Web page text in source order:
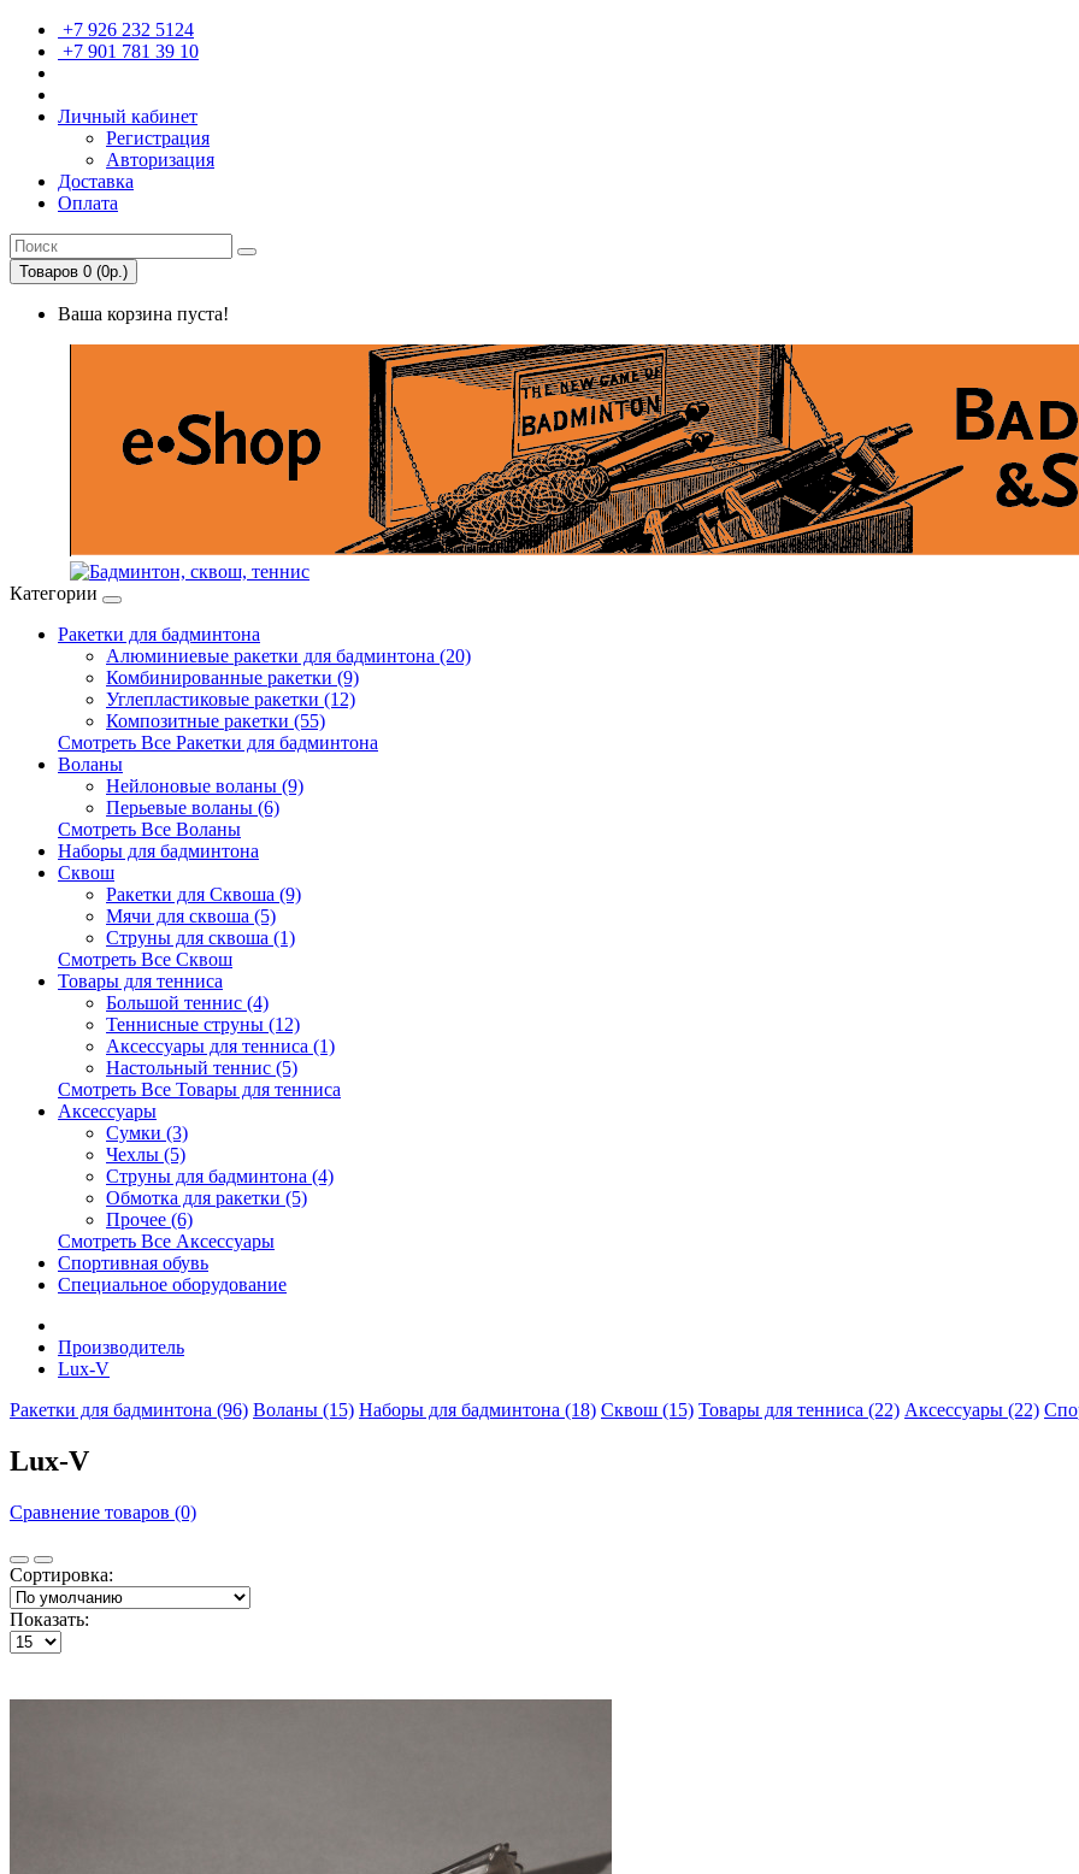
+7 926 232 5124
+7 901 781 39 10
Личный кабинет
Регистрация
Авторизация
Доставка
Оплата
Товаров 0 (0р.)
Ваша корзина пуста!
Категории
Ракетки для бадминтона
Алюминиевые ракетки для бадминтона (20)
Комбинированные ракетки (9)
Углепластиковые ракетки (12)
Композитные ракетки (55)
Смотреть Все Ракетки для бадминтона
Воланы
Нейлоновые воланы (9)
Перьевые воланы (6)
Смотреть Все Воланы
Наборы для бадминтона
Сквош
Ракетки для Сквоша (9)
Мячи для сквоша (5)
Cтруны для сквоша (1)
Смотреть Все Сквош
Товары для тенниса
Большой теннис (4)
Теннисные струны (12)
Аксессуары для тенниса (1)
Настольный теннис (5)
Смотреть Все Товары для тенниса
Аксессуары
Сумки (3)
Чехлы (5)
Струны для бадминтона (4)
Обмотка для ракетки (5)
Прочее (6)
Смотреть Все Аксессуары
Спортивная обувь
Специальное оборудование
Производитель
Lux-V
Ракетки для бадминтона (96) Воланы (15) Наборы для бадминтона (18) Сквош (15) Товары для тенниса (22) Аксессуары (22)
Lux-V
Сравнение товаров (0)
Сортировка:
Показать: